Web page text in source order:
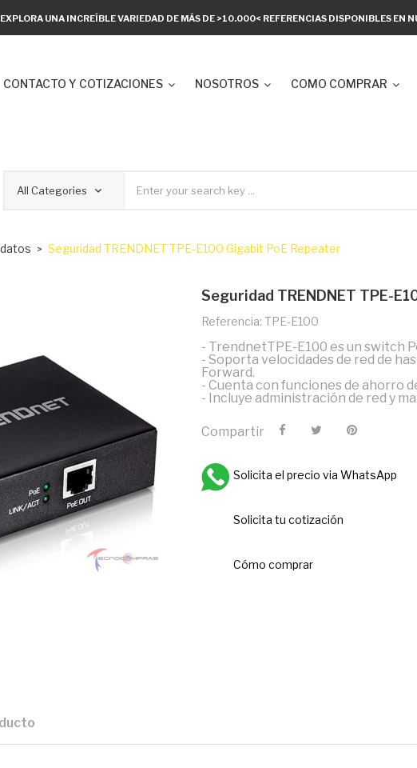
EXPLORA UNA INCREÍBLE VARIEDAD DE MÁS DE >10.000< REFERENCIAS DISPONIBLES EN
CONTACTO Y COTIZACIONES NOSOTROS COMO COMPRAR
Seguridad TRENDNET TPE-E100 Gigabit PoE Repeater
Seguridad TRENDNET TPE-
Referencia: TPE-E100
- TrendnetTPE-E100 es un switch
- Soporta velocidades de red de
Forward.
- Cuenta con funciones de ahorro
- Incluye administración de red y
Compartir
Solicita el precio via WhatsApp
Solicita tu cotización
Cómo comprar